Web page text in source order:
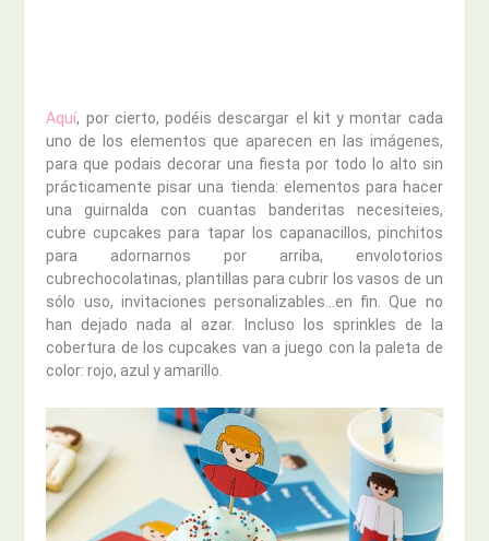
Aquí, por cierto, podéis descargar el kit y montar cada
uno de los elementos que aparecen en las imágenes,
para que podais decorar una fiesta por todo lo alto sin
prácticamente pisar una tienda: elementos para hacer
una guirnalda con cuantas banderitas necesiteies,
cubre cupcakes para tapar los capanacillos, pinchitos
para adornarnos por arriba, envolotorios
cubrechocolatinas, plantillas para cubrir los vasos de un
sólo uso, invitaciones personalizables…en fin. Que no
han dejado nada al azar. Incluso los sprinkles de la
cobertura de los cupcakes van a juego con la paleta de
color: rojo, azul y amarillo.